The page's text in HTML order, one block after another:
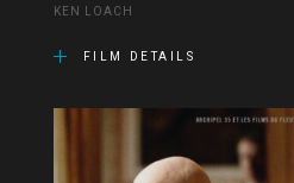
KEN LOACH
FILM DETAILS